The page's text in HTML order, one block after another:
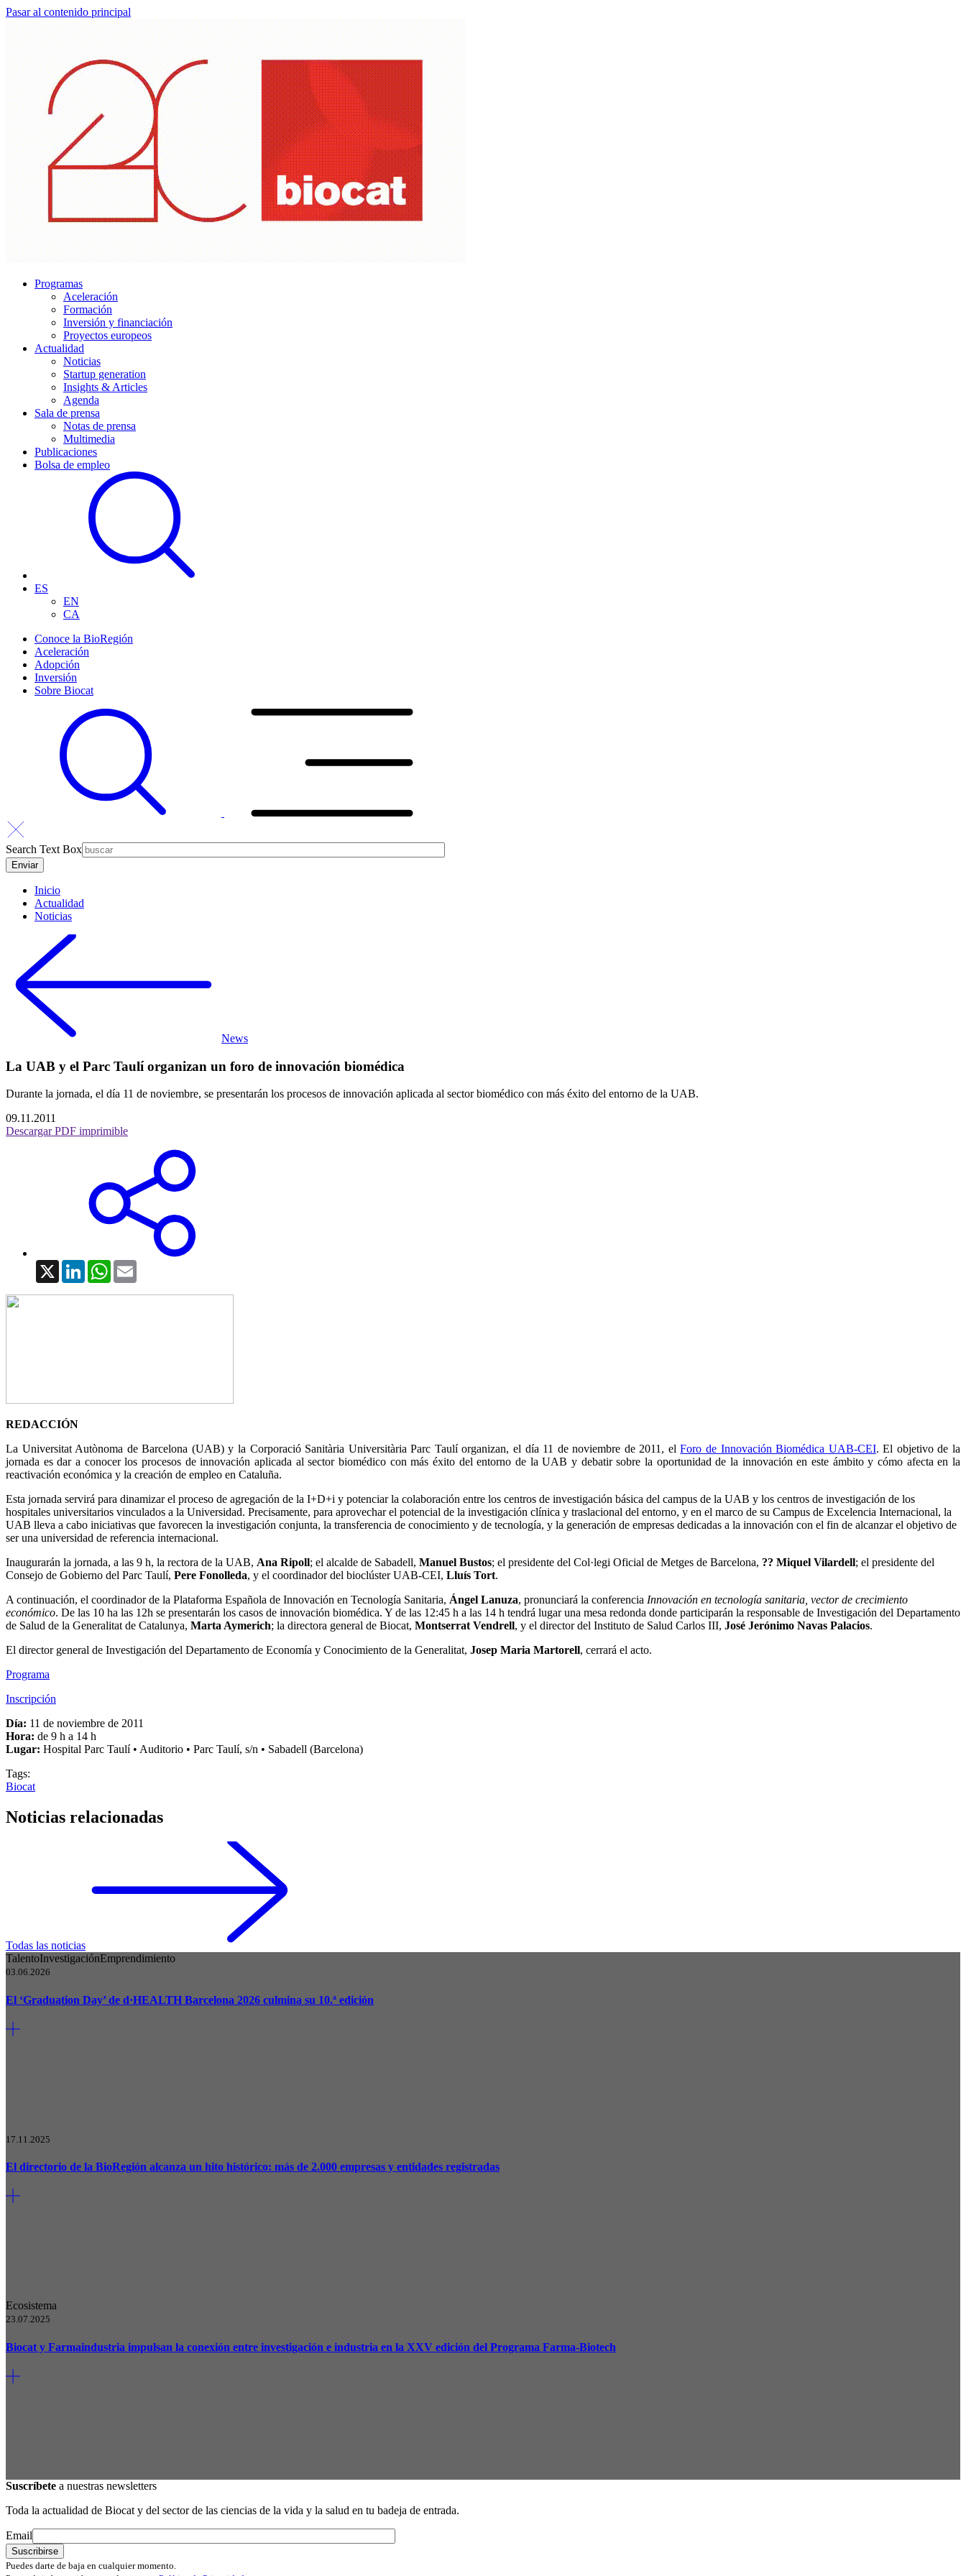
Pasar al contenido principal
Programas
Aceleración
Formación
Inversión y financiación
Proyectos europeos
Actualidad
Noticias
Startup generation
Insights & Articles
Agenda
Sala de prensa
Notas de prensa
Multimedia
Publicaciones
Bolsa de empleo
ES
EN
CA
Conoce la BioRegión
Aceleración
Adopción
Inversión
Sobre Biocat
Search Text Box
Inicio
Actualidad
Noticias
News
La UAB y el Parc Taulí organizan un foro de innovación biomédica
Durante la jornada, el día 11 de noviembre, se presentarán los procesos de innovación aplicada al sector biomédico con más éxito del entorno de la UAB.
09.11.2011
Descargar PDF imprimible
X LinkedInWhatsApp
REDACCIÓN
La Universitat Autònoma de Barcelona (UAB) y la Corporació Sanitària Universitària Parc Taulí organizan, el día 11 de noviembre de 2011, elForo de Innovación Biomédica UAB-CEI. El objetivo de la
jornada es dar a conocer los procesos de innovación aplicada al sector biomédico con más éxito del entorno de la UAB y debatir sobre la oportunidad de la innovación en este ámbito y cómo afecta en la
reactivación económica y la creación de empleo en Cataluña.
Esta jornada servirá para dinamizar el proceso de agregación de la I+D+i y potenciar la colaboración entre los centros de investigación básica del campus de la UAB y los centros de investigación de los
hospitales universitarios vinculados a la Universidad. Precisamente, para aprovechar el potencial de la investigación clínica y traslacional del entorno, y en el marco de su Campus de Excelencia Internacional, la
UAB lleva a cabo iniciativas que favorecen la investigación conjunta, la transferencia de conocimiento y de tecnología, y la generación de empresas dedicadas a la innovación con el fin de alcanzar el objetivo de
ser una universidad de referencia internacional.
Inaugurarán la jornada, a las 9 h, la rectora de la UAB, Ana Ripoll; el alcalde de Sabadell, Manuel Bustos; el presidente del Col·legi Oficial de Metges de Barcelona, ?? Miquel Vilardell; el presidente del
Consejo de Gobierno del Parc Taulí, Pere Fonolleda, y el coordinador del bioclúster UAB-CEI, Lluís Tort.
A continuación, el coordinador de la Plataforma Española de Innovación en Tecnología Sanitaria, Ángel Lanuza, pronunciará la conferencia Innovación en tecnología sanitaria, vector de crecimiento
económico. De las 10 ha las 12h se presentarán los casos de innovación biomédica. Y de las 12:45 h a las 14 h tendrá lugar una mesa redonda donde participarán la responsable de Investigación del Departamento
de Salud de la Generalitat de Catalunya, Marta Aymerich; la directora general de Biocat, Montserrat Vendrell, y el director del Instituto de Salud Carlos III, José Jerónimo Navas Palacios.
El director general de Investigación del Departamento de Economía y Conocimiento de la Generalitat, Josep Maria Martorell, cerrará el acto.
Programa
Inscripción
Día: 11 de noviembre de 2011
Hora: de 9 h a 14 h
Lugar: Hospital Parc Taulí • Auditorio • Parc Taulí, s/n • Sabadell (Barcelona)
Tags:
Biocat
Noticias relacionadas
Todas las noticias
TalentoInvestigaciónEmprendimiento
03.06.2026
El ‘Graduation Day’ de d·HEALTH Barcelona 2026 culmina su 10.ª edición
17.11.2025
El directorio de la BioRegión alcanza un hito histórico: más de 2.000 empresas y entidades registradas
Ecosistema
23.07.2025
Biocat y Farmaindustria impulsan la conexión entre investigación e industria en la XXV edición del Programa Farma-Biotech
Suscríbete a nuestras newsletters
Toda la actualidad de Biocat y del sector de las ciencias de la vida y la salud en tu badeja de entrada.
Email
Puedes darte de baja en cualquier momento.